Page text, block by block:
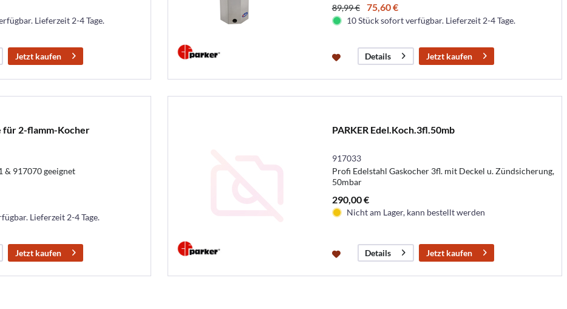
Lieferzeit 2-4 Tage.
Jetzt kaufen
89,99 € 75,60 €
10 Stück sofort verfügbar. Lieferzeit 2-4 Tage.
Details Jetzt kaufen
für 2-flamm-Kocher
917070 geeignet
Lieferzeit 2-4 Tage.
Jetzt kaufen
PARKER Edel.Koch.3fl.50mb
917033
Profi Edelstahl Gaskocher 3fl. mit Deckel u. Zündsicherung,
50mbar
290,00 €
Nicht am Lager, kann bestellt werden
Details Jetzt kaufen